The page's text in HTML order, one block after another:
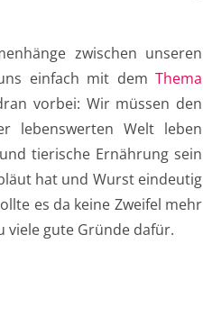
zwischen unseren
einfach mit dem Thema
vorbei: Wir müssen den
lebenswerten Welt leben
tierische Ernährung sein
hat und Wurst eindeutig
es da keine Zweifel mehr
viele gute Gründe dafür.